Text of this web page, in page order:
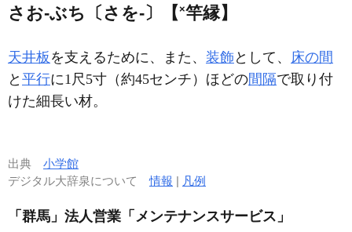
さお‐ぶち〔さを‐〕【 ×竿縁】
天井板 を支えるために、また、 装飾として、 床の間
と 平行に1尺5寸（約45センチ）ほどの間隔で取り付
けた細長い材。
出典 小学館
デジタル大辞泉について情報 | 凡例
「群馬」法人営業「メンテナンスサービス」